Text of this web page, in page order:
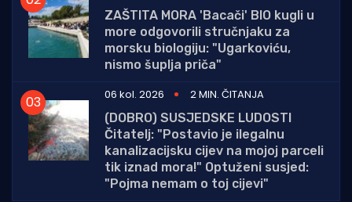
ZAŠTITA MORA 'Bacači' BIO kugli u
more odgovorili stručnjaku za
morsku biologiju: "Ugarkoviću,
nismo šuplja priča"
06 kol. 2026
2 MIN. ČITANJA
(DOBRO) SUSJEDSKE LUDOSTI
Čitatelj: "Postavio je ilegalnu
kanalizacijsku cijev na mojoj parceli
tik iznad mora!" Optuženi susjed:
"Pojma nemam o toj cijevi"